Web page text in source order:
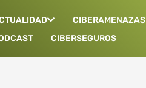
CIBERAMENAZAS
CIBERSEGUROS